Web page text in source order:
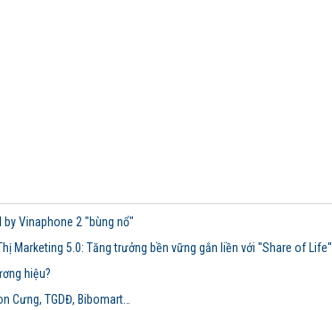
by Vinaphone 2 "bùng nổ"
Marketing 5.0: Tăng trưởng bền vững gắn liền với ''Share of Life''
hiệu?
Cưng, TGDĐ, Bibomart…